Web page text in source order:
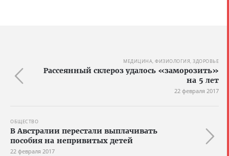
МЕДИЦИНА, ФИЗИОЛОГИЯ, ЗДОРОВЬЕ
Рассеянный склероз удалось «заморозить»
на 5 лет
22 февраля 2017
ОБЩЕСТВО
В Австралии перестали выплачивать
пособия на непривитых детей
22 февраля 2017